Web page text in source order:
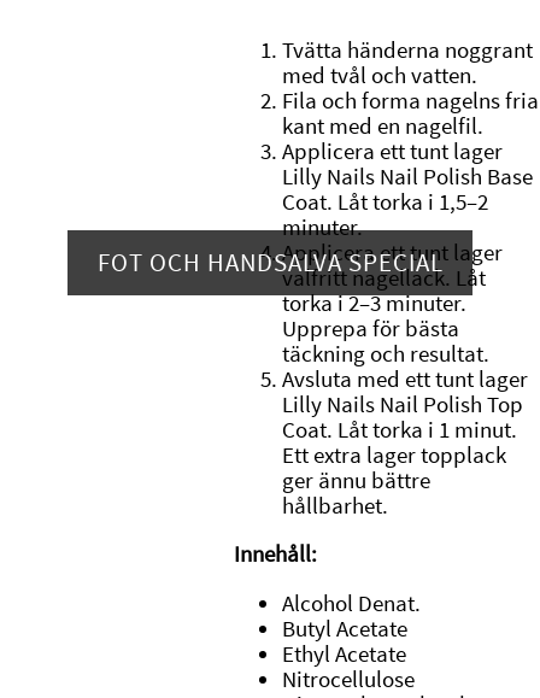
Tvätta händerna noggrant
med tvål och vatten.
Fila och forma nagelns fria
kant med en nagelfil.
Applicera ett tunt lager
Lilly Nails Nail Polish Base
Coat. Låt torka i 1,5–2
minuter.
Applicera ett tunt lager
valfritt nagellack. Låt
torka i 2–3 minuter.
Upprepa för bästa
täckning och resultat.
Avsluta med ett tunt lager
Lilly Nails Nail Polish Top
Coat. Låt torka i 1 minut.
Ett extra lager topplack
ger ännu bättre
hållbarhet.
Innehåll:
Alcohol Denat.
Butyl Acetate
Ethyl Acetate
Nitrocellulose
FOT OCH HANDSALVA SPECIAL